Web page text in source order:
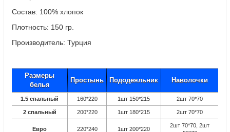
Состав: 100% хлопок
Плотность: 150 гр.
Производитель: Турция
Размеры
белья
Простынь Пододеяльник Наволочки
1.5 спальный 160*220 1шт 150*215 2шт 70*70
2 спальный 200*220 1шт 180*215 2шт 70*70
Евро 220*240 1шт 200*220
2шт 70*70, 2шт